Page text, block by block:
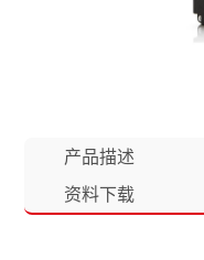
产品描述
资料下载